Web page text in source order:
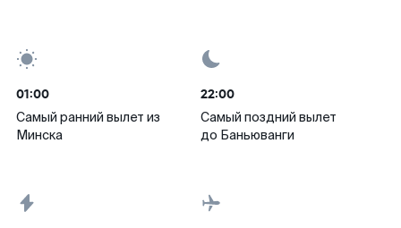
01:00
Самый ранний вылет из
Минска
22:00
Самый поздний вылет
до Баньюванги